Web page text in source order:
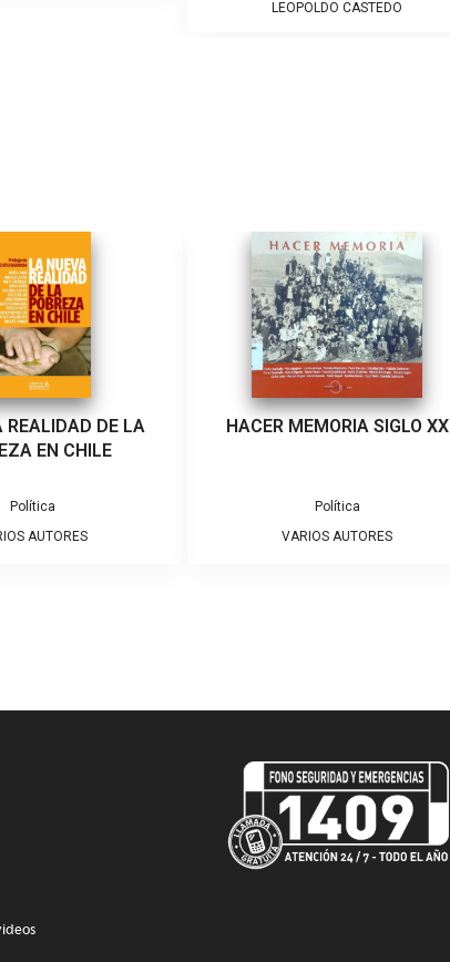
LEOPOLDO CASTEDO
REALIDAD DE LA
EN CHILE
Política
AUTORES
HACER MEMORIA SIGLO XX
Política
VARIOS AUTORES